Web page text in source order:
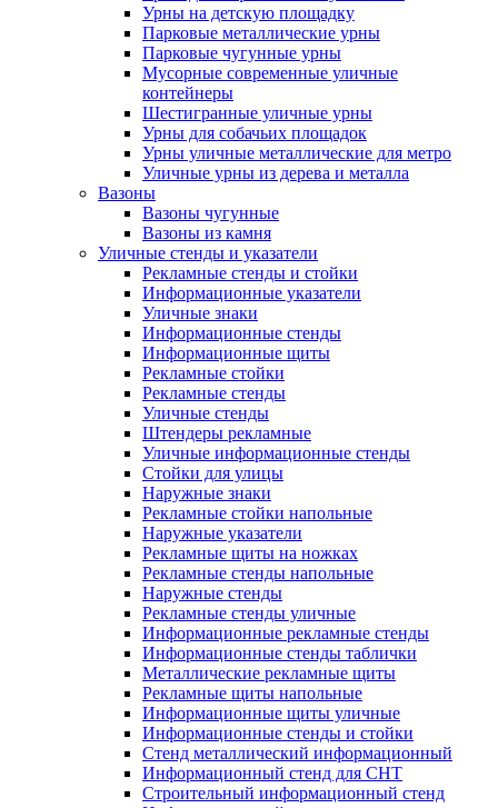
Урны на детскую площадку
Парковые металлические урны
Парковые чугунные урны
Мусорные современные уличные
контейнеры
Шестигранные уличные урны
Урны для собачьих площадок
Урны уличные металлические для метро
Уличные урны из дерева и металла
Вазоны
Вазоны чугунные
Вазоны из камня
Уличные стенды и указатели
Рекламные стенды и стойки
Информационные указатели
Уличные знаки
Информационные стенды
Информационные щиты
Рекламные стойки
Рекламные стенды
Уличные стенды
Штендеры рекламные
Уличные информационные стенды
Стойки для улицы
Наружные знаки
Рекламные стойки напольные
Наружные указатели
Рекламные щиты на ножках
Рекламные стенды напольные
Наружные стенды
Рекламные стенды уличные
Информационные рекламные стенды
Информационные стенды таблички
Металлические рекламные щиты
Рекламные щиты напольные
Информационные щиты уличные
Информационные стенды и стойки
Стенд металлический информационный
Информационный стенд для СНТ
Строительный информационный стенд